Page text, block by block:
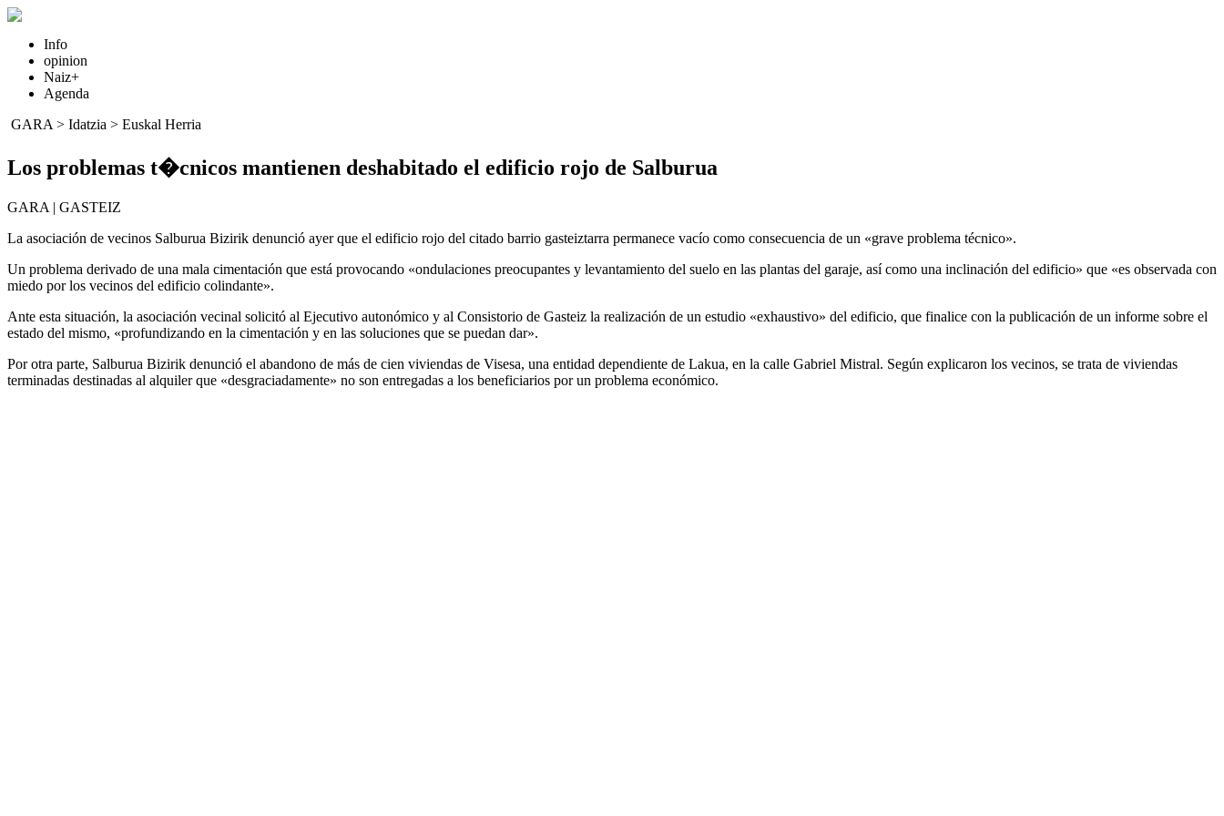
Info
opinion
Naiz+
Agenda
GARA > Idatzia > Euskal Herria
Los problemas t�cnicos mantienen deshabitado el edificio rojo de Salburua
GARA | GASTEIZ
La asociación de vecinos Salburua Bizirik denunció ayer que el edificio rojo del citado barrio gasteiztarra permanece vacío como consecuencia de un «grave problema técnico».
Un problema derivado de una mala cimentación que está provocando «ondulaciones preocupantes y levantamiento del suelo en las plantas del garaje, así como una inclinación del edificio» que «es observada con
miedo por los vecinos del edificio colindante».
Ante esta situación, la asociación vecinal solicitó al Ejecutivo autonómico y al Consistorio de Gasteiz la realización de un estudio «exhaustivo» del edificio, que finalice con la publicación de un informe sobre el
estado del mismo, «profundizando en la cimentación y en las soluciones que se puedan dar».
Por otra parte, Salburua Bizirik denunció el abandono de más de cien viviendas de Visesa, una entidad dependiente de Lakua, en la calle Gabriel Mistral. Según explicaron los vecinos, se trata de viviendas
terminadas destinadas al alquiler que «desgraciadamente» no son entregadas a los beneficiarios por un problema económico.